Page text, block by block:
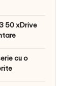
50 xDrive
cu o